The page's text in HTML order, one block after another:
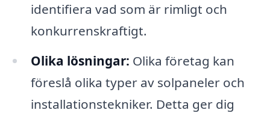
identifiera vad som är rimligt och
konkurrenskraftigt.
Olika lösningar: Olika företag kan
föreslå olika typer av solpaneler och
installationstekniker. Detta ger dig